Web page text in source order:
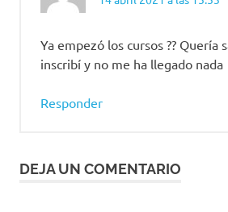
Pontificia
Universidad
Revive
humano
Ya empezó los cursos ?? Quería
inscribí y no me ha llegado nada
Responder
DEJA UN COMENTARIO